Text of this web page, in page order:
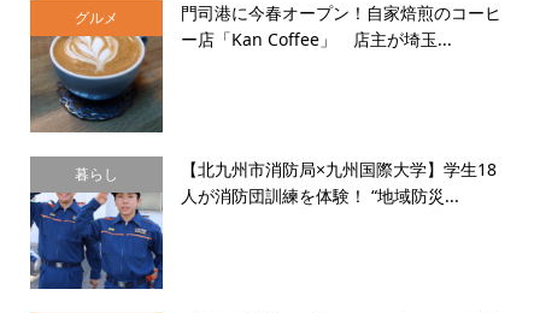
グルメ
門司港に今春オープン！自家焙煎のコーヒ
ー店「Kan Coffee」 店主が埼玉...
暮らし
【北九州市消防局×九州国際大学】学生18
人が消防団訓練を体験！ “地域防災...